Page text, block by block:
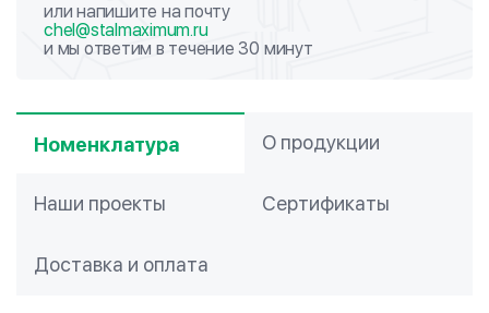
или напишите на почту
chel@stalmaximum.ru
и мы ответим в течение 30 минут
Номенклатура О продукции
Наши проекты Сертификаты
Доставка и оплата